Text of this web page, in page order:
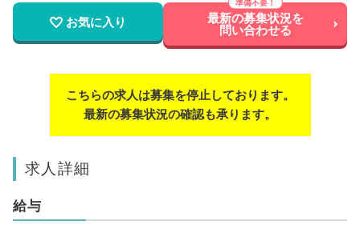
お気に入り 最新の募集状況を
問い合わせる
こちらの求人は募集を停止しております。
最新の募集状況の確認も承ります。
求人詳細
給与